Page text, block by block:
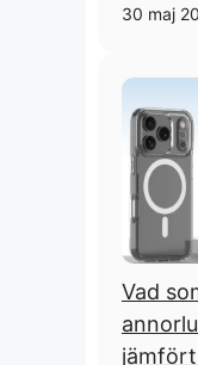
30 maj
Vad